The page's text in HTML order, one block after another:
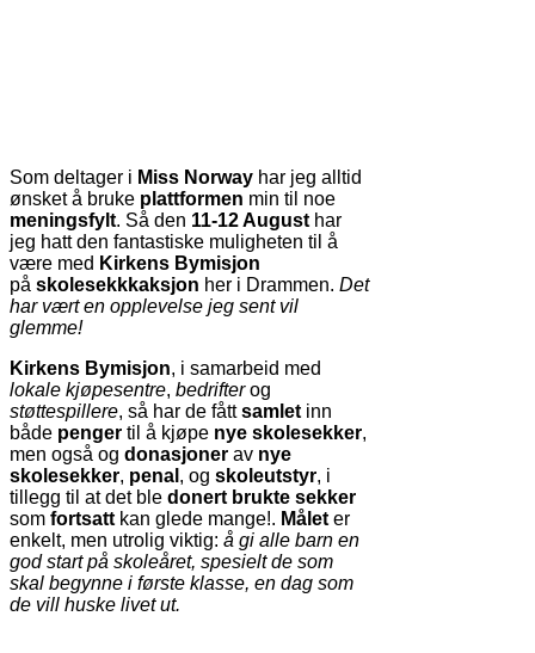
Som deltager i Miss Norway har jeg alltid
ønsket å bruke plattformen min til noe
meningsfylt. Så den 11-12 August har
jeg hatt den fantastiske muligheten til å
være med Kirkens Bymisjon
på skolesekkkaksjon her i Drammen. Det
har vært en opplevelse jeg sent vil
glemme!
Kirkens Bymisjon, i samarbeid med
lokale kjøpesentre, bedrifterog
støttespillere, så har de fåttsamlet inn
både penger til å kjøpe nye skolesekker,
men også og donasjoner av nye
skolesekker, penal , og skoleutstyr, i
tillegg til at det ble donert brukte sekker
som fortsatt kan glede mange!. Målet er
enkelt, men utrolig viktig: å gi alle barn en
god start på skoleåret, spesielt de som
skal begynne i første klasse, en dag som
de vill huske livet ut.